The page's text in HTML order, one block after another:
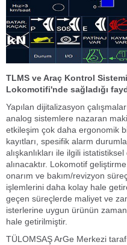
TLMS ve Araç Kontrol
Lokomotifi'nde sağladığı
Yapılan dijitalizasyon
analog sistemlere nazaran
etkileşim çok daha ergonomik
kayıtları, spesifik alarm
alışkanlıkları ile ilgili
alınacaktır. Lokomotif
onarım ve bakım/revizyon
işlemlerini daha kolay hale
geçen süreçlerde maliyet ve
isterlerine uygun ürünün
hale getirilmiştir.
TÜLOMSAŞ ArGe Merkezi